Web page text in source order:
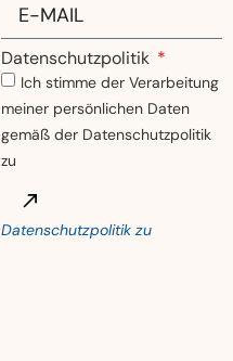
Datenschutzpolitik
Ich stimme der Verarbeitung
meiner persönlichen Daten
gemäß der Datenschutzpolitik
zu
Alternative:
Datenschutzpolitik zu